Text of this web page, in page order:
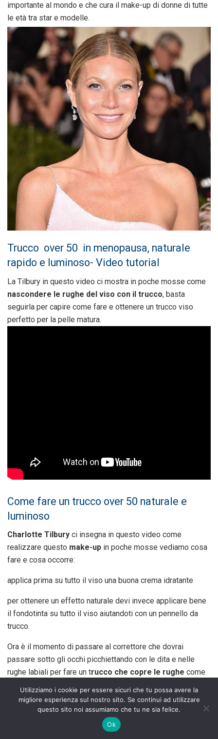
importante al mondo e che cura il make-up di donne di tutte
le età tra star e modelle.
Trucco over 50 in menopausa, naturale
rapido e luminoso- Video tutorial
La Tilbury in questo video ci mostra in poche mosse come
nascondere le rughe del viso con il trucco, basta
seguirla per capire come fare e ottenere un trucco viso
perfetto per la pelle matura.
Come fare un trucco over 50 naturale e
luminoso
Charlotte Tilbury ci insegna in questo video come
realizzare questo make-up in poche mosse vediamo cosa
fare e cosa occorre:
applica prima su tutto il viso una buona crema idratante
per ottenere un effetto naturale devi invece applicare bene
il fondotinta su tutto il viso aiutandoti con un pennello da
trucco.
Ora è il momento di passare al correttore che dovrai
passare sotto gli occhi picchiettando con le dita e nelle
rughe labiali per fare un trucco che copre le rughe come
Il tuo trucco viso luminoso è pronto, un rossetto nei toni del
e una passata di mascara per aprire
lo sguardo, completeranno il tuotrucco over 50
Utilizziamo i cookie per essere sicuri che tu possa avere la
migliore esperienza sul nostro sito. Se continui ad utilizzare
questo sito noi assumiamo che tu ne sia felice.
Ok